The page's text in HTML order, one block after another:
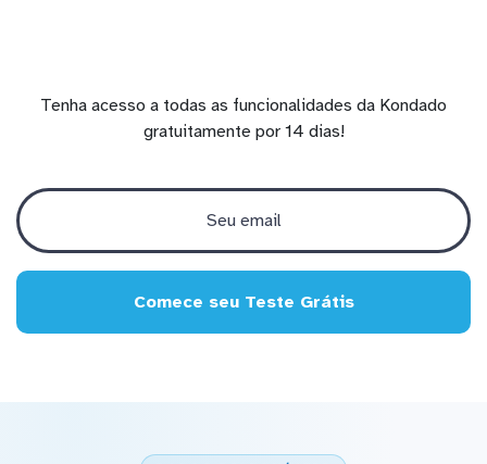
Tenha acesso a todas as funcionalidades da Kondado
gratuitamente por 14 dias!
Comece seu Teste Grátis